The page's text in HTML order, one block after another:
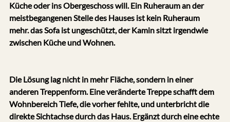
Küche oder ins Obergeschoss will. Ein Ruheraum an der
meistbegangenen Stelle des Hauses ist kein Ruheraum
mehr. das Sofa ist ungeschützt, der Kamin sitzt irgendwie
zwischen Küche und Wohnen.
Die Lösung lag nicht in mehr Fläche, sondern in einer
anderen Treppenform. Eine veränderte Treppe schafft dem
Wohnbereich Tiefe, die vorher fehlte, und unterbricht die
direkte Sichtachse durch das Haus. Ergänzt durch eine echte